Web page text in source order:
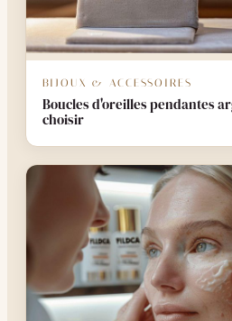
BIJOUX & ACCESSOIRES
Boucles d'oreilles pendantes
choisir